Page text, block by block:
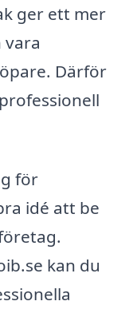
ger ett mer
Därför
för
idé att be
kan du